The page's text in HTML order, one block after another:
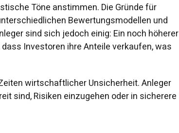
Töne anstimmen. Die Gründe für
Bewertungsmodellen und
sind sich jedoch einig: Ein noch höherer
Investoren ihre Anteile verkaufen, was
wirtschaftlicher Unsicherheit. Anleger
sind, Risiken einzugehen oder in sicherere